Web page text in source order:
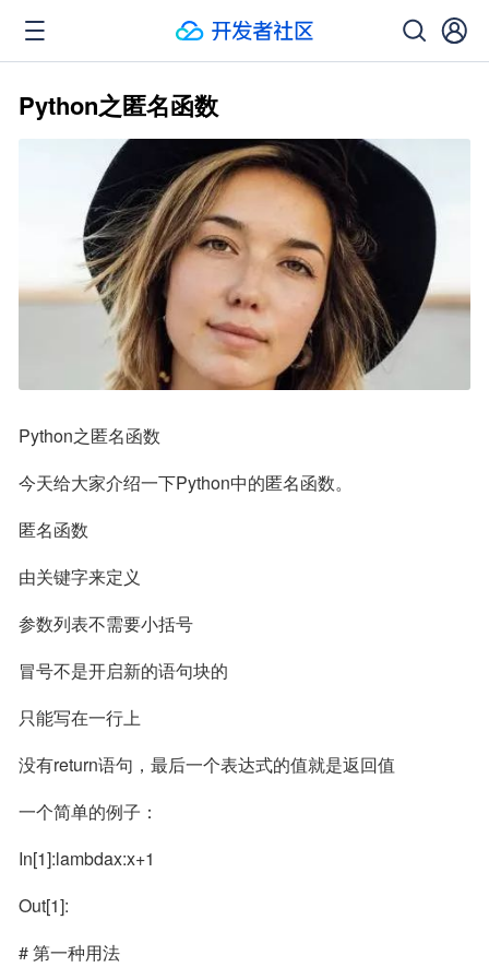
Python之匿名函数
Python之匿名函数
今天给大家介绍一下Python中的匿名函数。
匿名函数
由关键字来定义
参数列表不需要小括号
冒号不是开启新的语句块的
只能写在一行上
没有return语句，最后一个表达式的值就是返回值
一个简单的例子：
In[1]:lambdax:x+1
Out[1]:
# 第一种用法